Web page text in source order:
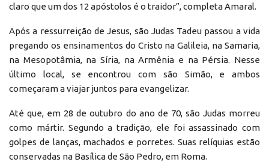
claro que um dos 12 apóstolos é o traidor”, completa Amaral.
Após a ressurreição de Jesus, são Judas Tadeu passou a vida
pregando os ensinamentos do Cristo na Galileia, na Samaria,
na Mesopotâmia, na Síria, na Armênia e na Pérsia. Nesse
último local, se encontrou com são Simão, e ambos
começaram a viajar juntos para evangelizar.
Até que, em 28 de outubro do ano de 70, são Judas morreu
como mártir. Segundo a tradição, ele foi assassinado com
golpes de lanças, machados e porretes. Suas relíquias estão
conservadas na Basílica de São Pedro, em Roma.